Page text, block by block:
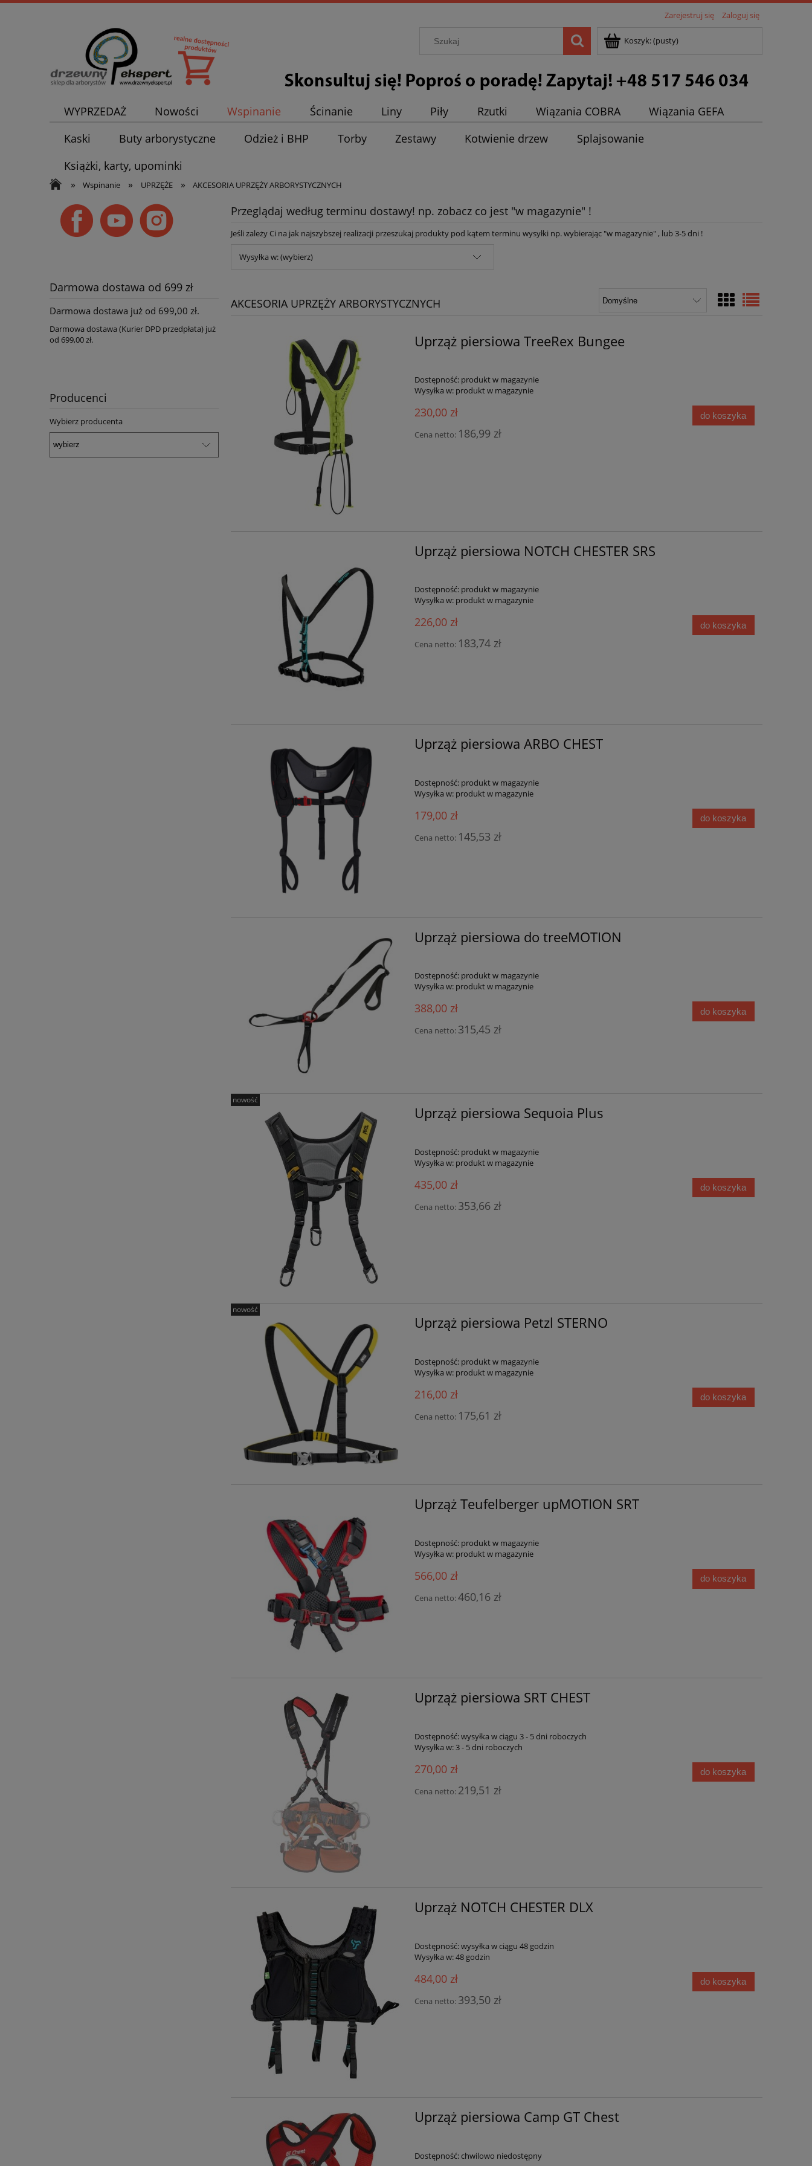
Zarejestruj się Zaloguj się
Koszyk:(pusty)
WYPRZEDAŻ Nowości Wspinanie Ścinanie Liny Piły Rzutki Wiązania COBRA
Wiązania GEFA
Kaski
Buty arborystyczne Odzież i BHP Torby Zestawy Kotwienie drzew
Splajsowanie
Książki, karty, upominki
» Wspinanie » UPRZĘŻE » AKCESORIA UPRZĘŻY ARBORYSTYCZNYCH
Darmowa dostawa od 699 zł
Darmowa dostawa już od 699,00 zł.
Darmowa dostawa (Kurier DPD przedpłata) już
od 699,00 zł.
Producenci
Wybierz producenta
Przeglądaj według terminu dostawy! np. zobacz co jest "w magazynie" !
Jeśli zależy Ci na jak najszybszej realizacji przeszukaj produkty pod kątem terminu wysyłki np. wybierając "w magazynie" , lub 3-5 dni !
Wysyłka w: (wybierz)
AKCESORIA UPRZĘŻY ARBORYSTYCZNYCH
Uprząż piersiowa TreeRex Bungee
Dostępność: produkt w magazynie
Wysyłka w: produkt w magazynie
230,00 zł
Cena netto: 186,99 zł
do koszyka
Uprząż piersiowa NOTCH CHESTER SRS
Dostępność: produkt w magazynie
Wysyłka w: produkt w magazynie
226,00 zł
Cena netto: 183,74 zł
do koszyka
Uprząż piersiowa ARBO CHEST
Dostępność: produkt w magazynie
Wysyłka w: produkt w magazynie
179,00 zł
Cena netto: 145,53 zł
do koszyka
Uprząż piersiowa do treeMOTION
Dostępność: produkt w magazynie
Wysyłka w: produkt w magazynie
388,00 zł
Cena netto: 315,45 zł
do koszyka
Uprząż piersiowa Sequoia Plus
Dostępność: produkt w magazynie
Wysyłka w: produkt w magazynie
435,00 zł
Cena netto: 353,66 zł
do koszyka
nowość
Uprząż piersiowa Petzl STERNO
Dostępność: produkt w magazynie
Wysyłka w: produkt w magazynie
216,00 zł
Cena netto: 175,61 zł
do koszyka
nowość
Uprząż Teufelberger upMOTION SRT
Dostępność: produkt w magazynie
Wysyłka w: produkt w magazynie
566,00 zł
Cena netto:460,16 zł
do koszyka
Uprząż piersiowa SRT CHEST
Dostępność:wysyłka w ciągu 3 - 5 dni roboczych
Wysyłka w:3 - 5 dni roboczych
270,00 zł
Cena netto: 219,51 zł
do koszyka
Uprząż NOTCH CHESTER DLX
Dostępność:wysyłka w ciągu 48 godzin
Wysyłka w:48 godzin
484,00 zł
Cena netto: 393,50 zł
do koszyka
Uprząż piersiowa Camp GT Chest
Dostępność:chwilowo niedostępny